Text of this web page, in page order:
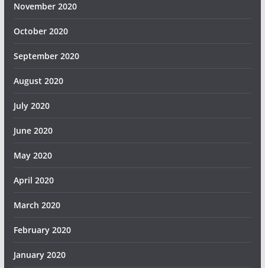
November 2020
October 2020
September 2020
August 2020
July 2020
June 2020
May 2020
April 2020
March 2020
February 2020
January 2020